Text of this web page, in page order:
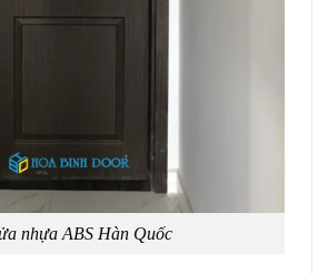
nhựa ABS Hàn Quốc